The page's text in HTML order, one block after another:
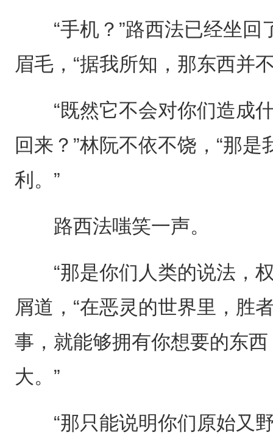
“手机？”路西法已经坐回
眉毛，“据我所知，那东西并
“既然它不会对你们造成什
回来？”林阮不依不饶，“那
利。”
路西法嗤笑一声。
“那是你们人类的说法，权
屑道，“在恶灵的世界里，胜
事，就能够拥有你想要的东
大。”
“那只能说明你们原始又野